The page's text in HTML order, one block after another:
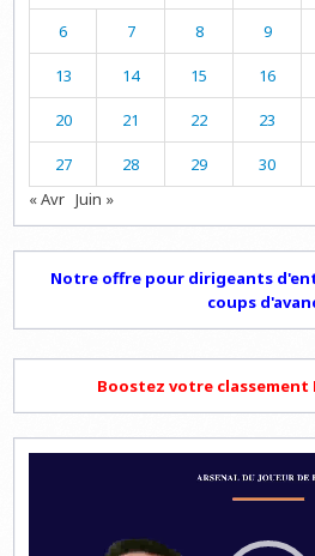
6 7 8 9
13 14 15 16
20 21 22 23
27 28 29 30
« Avr Juin »
Notre offre pour dirigeants
coups
Boostez votre classement